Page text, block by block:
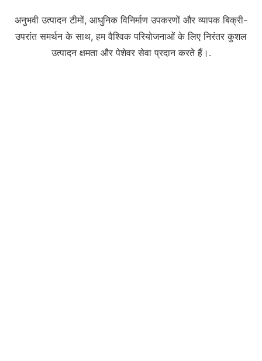
अनुभवी उत्पादन टीमों, आधुनिक विनिर्माण उपकरणों और व्यापक बिक्री-
उपरांत समर्थन के साथ, हम वैश्विक परियोजनाओं के लिए निरंतर कुशल
उत्पादन क्षमता और पेशेवर सेवा प्रदान करते हैं।.